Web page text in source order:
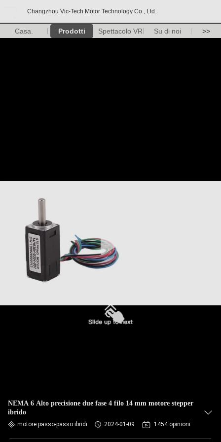
Changzhou Vic-Tech Motor Technology Co., Ltd.
Casa. Prodotti Spettacolo VR Su di noi >>
NEMA 6 Alto precisione due fase 4 filo 14 mm motore stepper
ibrido
motore passo-passo ibridi 2024-01-09 1454 opinioni